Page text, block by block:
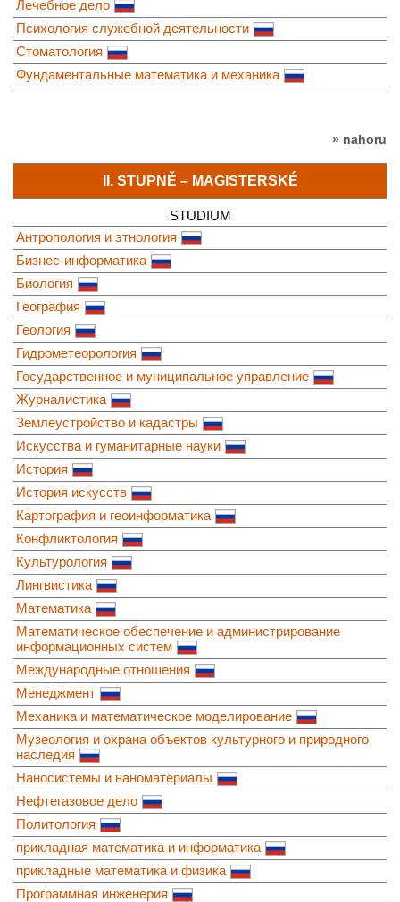
Лечебное дело
Психология служебной деятельности
Стоматология
Фундаментальные математика и механика
» nahoru
II. STUPNĚ – MAGISTERSKÉ
STUDIUM
Антропология и этнология
Бизнес-информатика
Биология
География
Геология
Гидрометеорология
Государственное и муниципальное управление
Журналистика
Землеустройство и кадастры
Искусства и гуманитарные науки
История
История искусств
Картография и геоинформатика
Конфликтология
Культурология
Лингвистика
Математика
Математическое обеспечение и администрирование
информационных систем
Международные отношения
Менеджмент
Механика и математическое моделирование
Музеология и охрана объектов культурного и природного
наследия
Наносистемы и наноматериалы
Нефтегазовое дело
Политология
прикладная математика и информатика
прикладные математика и физика
Программная инженерия